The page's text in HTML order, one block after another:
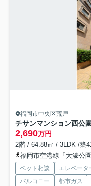
福岡市中央区荒戸
チサンマンション西公園
2,690万円
2階 / 64.88㎡ / 3LDK /築
福岡市空港線「大濠公
ペット相談 エレベータ
バルコニー
都市ガス